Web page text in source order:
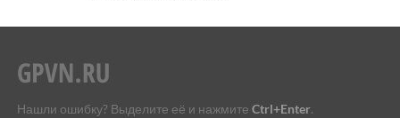
Нашли ошибку? Выделите её и нажмите Ctrl+Enter.